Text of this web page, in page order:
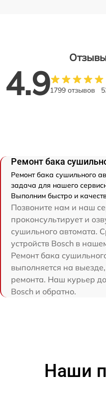
4.91799 отзывов
Ремонт бака
Ремонт бака сушильного
задача для нашего
Выполним быстро и
Позвоните нам и наш
проконсультирует и
сушильного автомата.
устройств Bosch в
Ремонт бака
выполняется на
ремонта. Наш курьер
Bosch и обратно.
Наши